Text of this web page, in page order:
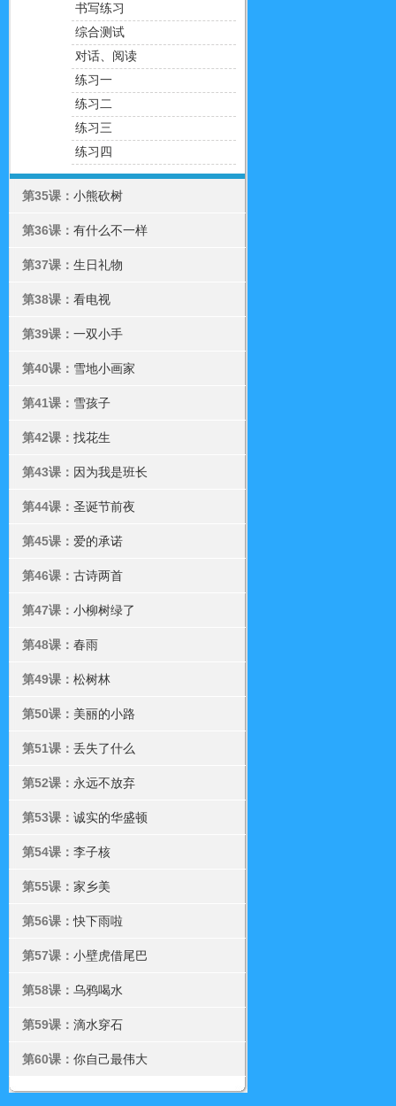
书写练习
综合测试
对话、阅读
练习一
练习二
练习三
练习四
第35课： 小熊砍树
第36课： 有什么不一样
第37课： 生日礼物
第38课： 看电视
第39课： 一双小手
第40课： 雪地小画家
第41课： 雪孩子
第42课： 找花生
第43课： 因为我是班长
第44课： 圣诞节前夜
第45课： 爱的承诺
第46课： 古诗两首
第47课： 小柳树绿了
第48课： 春雨
第49课： 松树林
第50课： 美丽的小路
第51课： 丢失了什么
第52课： 永远不放弃
第53课： 诚实的华盛顿
第54课： 李子核
第55课： 家乡美
第56课：快下雨啦
第57课： 小壁虎借尾巴
第58课： 乌鸦喝水
第59课： 滴水穿石
第60课： 你自己最伟大